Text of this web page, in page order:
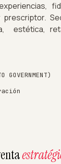
estética,